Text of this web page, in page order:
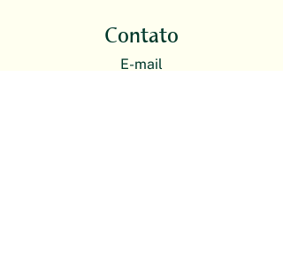
Contato
E-mail